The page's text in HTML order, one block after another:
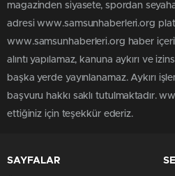
magazinden siyasete, spordan
adresi www.samsunhaberleri.org
www.samsunhaberleri.org haber
alıntı yapılamaz, kanuna aykırı ve
başka yerde yayınlanamaz. Aykırı
başvuru hakkı saklı tutulmaktadır.
ettiğiniz için teşekkür ederiz.
SAYFALAR